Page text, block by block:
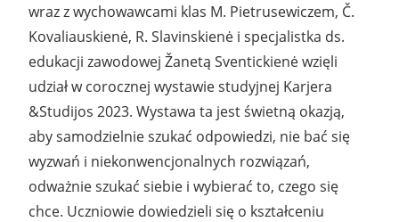
wraz z wychowawcami klas M. Pietrusewiczem, Č.
Kovaliauskienė, R. Slavinskienė i specjalistka ds.
edukacji zawodowej Žanetą Sventickienė wzięli
udział w corocznej wystawie studyjnej Karjera
&Studijos 2023. Wystawa ta jest świetną okazją,
aby samodzielnie szukać odpowiedzi, nie bać się
wyzwań i niekonwencjonalnych rozwiązań,
odważnie szukać siebie i wybierać to, czego się
chce. Uczniowie dowiedzieli się o kształceniu